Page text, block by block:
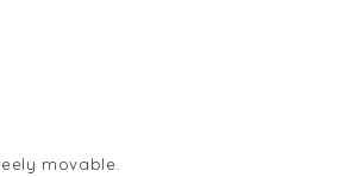
movable.